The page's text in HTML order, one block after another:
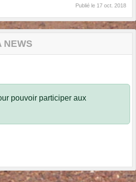
Publié le 17 oct. 2018
NEWS
pouvoir participer aux